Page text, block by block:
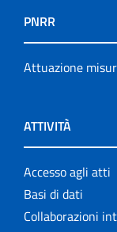
PNRR
Attuazione
ATTIVITÀ
Accesso agli atti
Basi di dati
Collaborazioni